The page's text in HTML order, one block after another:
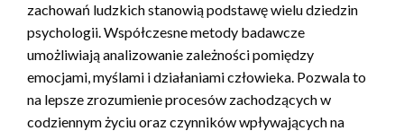
zachowań ludzkich stanowią podstawę wielu dziedzin
psychologii. Współczesne metody badawcze
umożliwiają analizowanie zależności pomiędzy
emocjami, myślami i działaniami człowieka. Pozwala to
na lepsze zrozumienie procesów zachodzących w
codziennym życiu oraz czynników wpływających na